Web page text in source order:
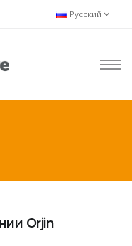
Русский
Orjin